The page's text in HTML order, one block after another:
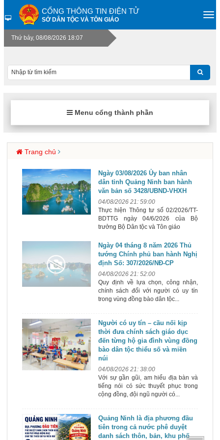
CỔNG THÔNG TIN ĐIỆN TỬ
SỞ DÂN TỘC VÀ TÔN GIÁO
Thứ bảy, 08/08/2026 18:07
Menu cổng thành phần
Trang chủ
Ngày 03/08/2026 Ủy ban nhân
dân tỉnh Quảng Ninh ban hành
văn bản số 3428/UBND-VHXH
04/08/2026 21: 59:00
Thực hiện Thông tư số 02/2026/TT-
BDTTG ngày 04/6/2026 của Bộ
trưởng Bộ Dân tộc và Tôn giáo
Ngày 04 tháng 8 năm 2026 Thủ
tướng Chính phủ ban hành Nghị
định Số: 307/2026/NĐ-CP
04/08/2026 21: 52:00
Quy định về lựa chọn, công nhận,
chính sách đối với người có uy tín
trong vùng đồng bào dân tộc...
Người có uy tín – cầu nối kịp
thời đưa chính sách giáo dục
đến từng hộ gia đình vùng đồng
bào dân tộc thiểu số và miền
núi
04/08/2026 21: 38:00
Với sự gần gũi, am hiểu địa bàn và
tiếng nói có sức thuyết phục trong
cộng đồng, đội ngũ người có...
Quảng Ninh là địa phương đầu
tiên trong cả nước phê duyệt
danh sách thôn, bản, khu phố